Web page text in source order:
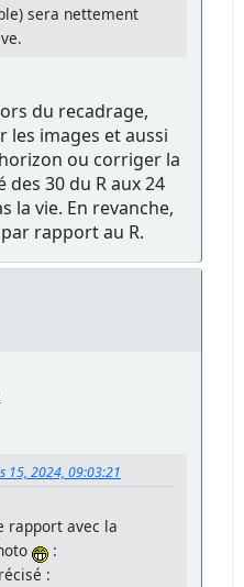
sera nettement
du recadrage,
images et aussi
ou corriger la
des 30 du R aux 24
la vie. En revanche,
rapport au R.
15, 2024, 09:03:21
rapport avec la
:
: